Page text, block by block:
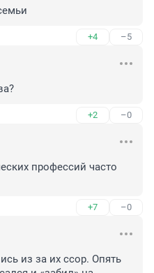
+4 –5
+2 –0
профессий часто
+7 –0
из за их ссор. Опять